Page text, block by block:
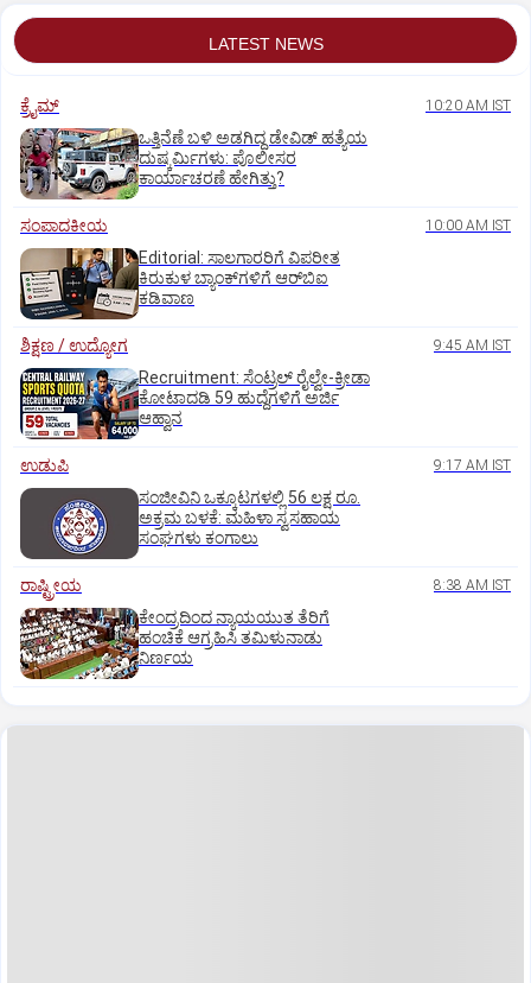
LATEST NEWS
ಕ್ರೈಮ್ 10:20 AM IST
ಒತ್ತಿನೆಣೆ ಬಳಿ ಅಡಗಿದ್ದ ಡೇವಿಡ್‌ ಹತ್ಯೆಯ
ದುಷ್ಕರ್ಮಿಗಳು: ಪೊಲೀಸರ
ಕಾರ್ಯಾಚರಣೆ ಹೇಗಿತ್ತು?
ಸಂಪಾದಕೀಯ 10:00 AM IST
Editorial: ಸಾಲಗಾರರಿಗೆ ವಿಪರೀತ
ಕಿರುಕುಳ ಬ್ಯಾಂಕ್‌ಗಳಿಗೆ ಆರ್‌ಬಿಐ
ಕಡಿವಾಣ
ಶಿಕ್ಷಣ / ಉದ್ಯೋಗ 9:45 AM IST
Recruitment: ಸೆಂಟ್ರಲ್‌ ರೈಲ್ವೇ-ಕ್ರೀಡಾ
ಕೋಟಾದಡಿ 59 ಹುದ್ದೆಗಳಿಗೆ ಅರ್ಜಿ
ಆಹ್ವಾನ
ಉಡುಪಿ 9:17 AM IST
ಸಂಜೀವಿನಿ ಒಕ್ಕೂಟಗಳಲ್ಲಿ 56 ಲಕ್ಷ ರೂ.
ಅಕ್ರಮ ಬಳಕೆ: ಮಹಿಳಾ ಸ್ವಸಹಾಯ
ಸಂಘಗಳು ಕಂಗಾಲು
ರಾಷ್ಟ್ರೀಯ 8:38 AM IST
ಕೇಂದ್ರದಿಂದ ನ್ಯಾಯಯುತ ತೆರಿಗೆ
ಹಂಚಿಕೆ ಆಗ್ರಹಿಸಿ ತಮಿಳುನಾಡು
ನಿರ್ಣಯ